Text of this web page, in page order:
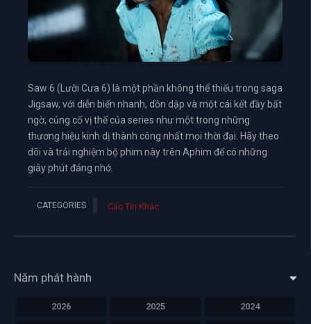
Saw 6 (Lưỡi Cưa 6) là một phần không thể thiếu trong saga
Jigsaw, với diễn biến nhanh, dồn dập và một cái kết đầy bất
ngờ, củng cố vị thế của series như một trong những
thương hiệu kinh dị thành công nhất mọi thời đại. Hãy theo
dõi và trải nghiệm bộ phim này trên Aphim để có những
giây phút đáng nhớ.
CATEGORIES Các Tin Khác
Năm phát hành
2026 2025 2024